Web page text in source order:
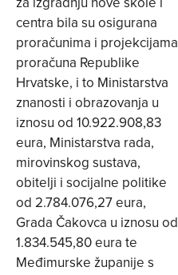
centra bila su osigurana
proračunima i projekcijama
proračuna Republike
Hrvatske, i to Ministarstva
znanosti i obrazovanja u
iznosu od 10.922.908,83
eura, Ministarstva rada,
mirovinskog sustava,
obitelji i socijalne politike
od 2.784.076,27 eura,
Grada Čakovca u iznosu od
1.834.545,80 eura te
Međimurske županije s